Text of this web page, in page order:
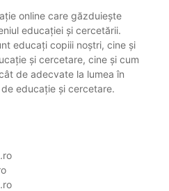
online care găzduiește
educației și cercetării.
educați copiii noștri, cine și
și cercetare, cine și cum
de adecvate la lumea în
educație și cercetare.